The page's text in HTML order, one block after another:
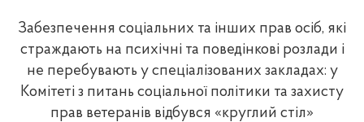
Забезпечення соціальних та інших прав осіб, які
страждають на психічні та поведінкові розлади і
не перебувають у спеціалізованих закладах: у
Комітеті з питань соціальної політики та захисту
прав ветеранів відбувся «круглий стіл»